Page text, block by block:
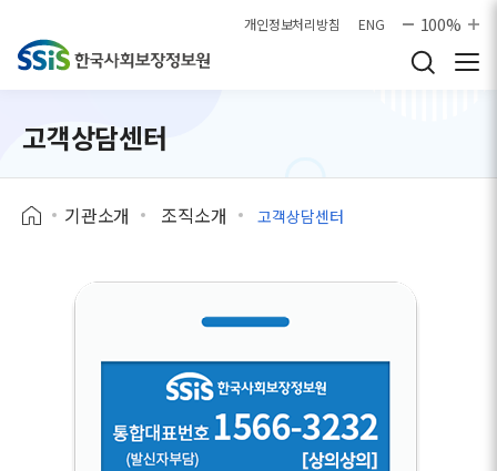
개인정보처리방침 ENG 100%
고객상담센터
기관소개 조직소개 고객상담센터